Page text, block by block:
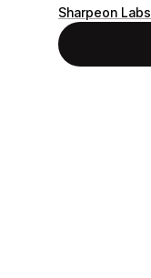
Sharpeon Labs